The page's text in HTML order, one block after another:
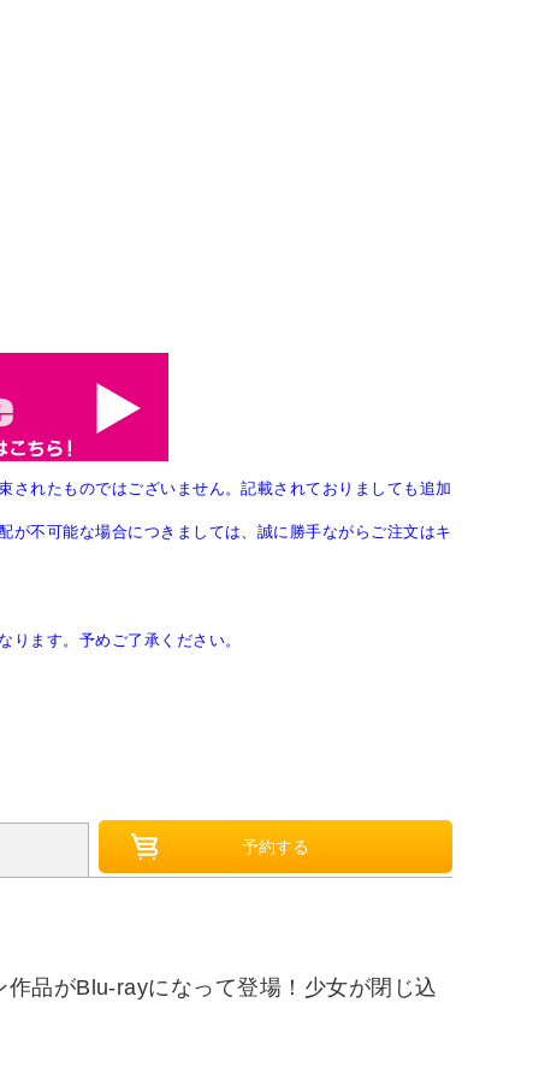
れたものではございません。記載されておりましても追加
不可能な場合につきましては、誠に勝手ながらご注文はキ
ます。予めご了承ください。
品がBlu-rayになって登場！少女が閉じ込